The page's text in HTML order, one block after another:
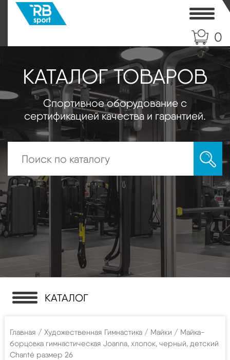
0
КАТАЛОГ ТОВАРОВ
Спортивное оборудование с
сертификацией качества и гарантией.
КАТАЛОГ
Главная / Художественная Гимнастика / Майки / Майка-
борцовка гимнастическая Joanna, хлопок, черный, детский
Chanté размер 26